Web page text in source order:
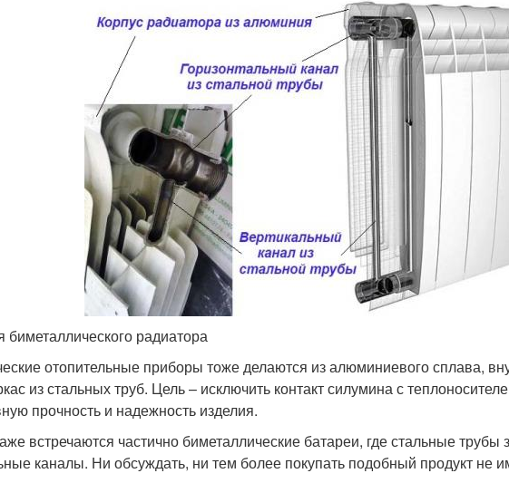
биметаллического радиатора
отопительные приборы тоже делаются из алюминиевого сплава,
из стальных труб. Цель – исключить контакт силумина с
прочность и надежность изделия.
встречаются частично биметаллические батареи, где стальные трубы
каналы. Ни обсуждать, ни тем более покупать подобный продукт не